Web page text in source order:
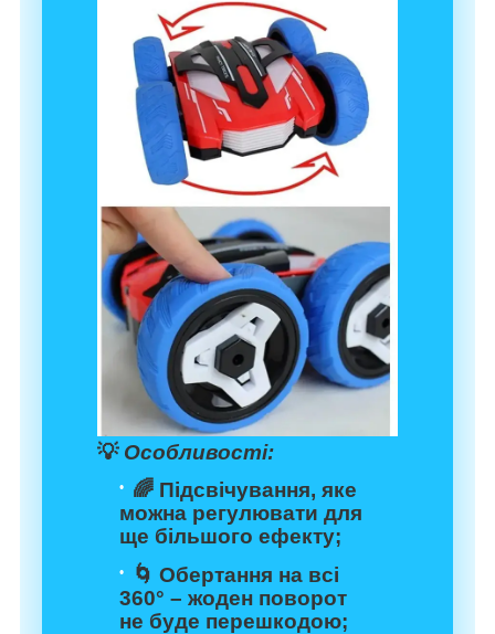
💡 Особливості:
🌈 Підсвічування, яке
можна регулювати для
ще більшого ефекту;
🌀 Обертання на всі
360° – жоден поворот
не буде перешкодою;